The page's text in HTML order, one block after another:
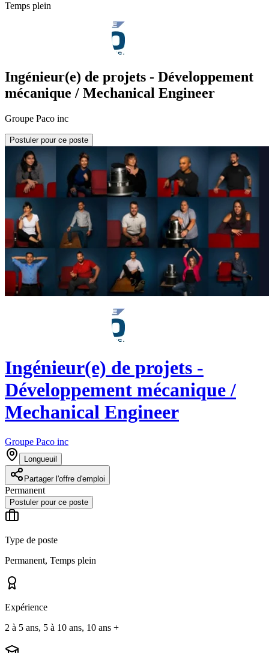
Temps plein
Ingénieur(e) de projets - Développement
mécanique / Mechanical Engineer
Groupe Paco inc
Postuler pour ce poste
Ingénieur(e) de projets -
Développement mécanique /
Mechanical Engineer
Groupe Paco inc
Longueuil
Partager l'offre d'emploi
Permanent
Postuler pour ce poste
Type de poste
Permanent, Temps plein
Expérience
2 à 5 ans, 5 à 10 ans, 10 ans +